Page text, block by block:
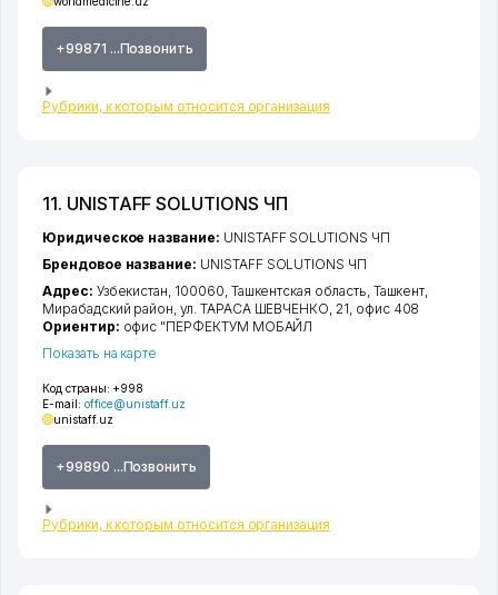
+99871 ...Позвонить
Рубрики, к которым относится организация
11. UNISTAFF SOLUTIONS ЧП
Код страны: +998
E-mail: office@unistaff.uz
unistaff.uz
+99890 ...Позвонить
Рубрики, к которым относится организация
Юридическое название: UNISTAFF SOLUTIONS ЧП
Брендовое название: UNISTAFF SOLUTIONS ЧП
Адрес: Узбекистан, 100060, Ташкентская область, Ташкент,
Мирабадский район,ул. ТАРАСА ШЕВЧЕНКО, 21, офис 408
Ориентир: офис "ПЕРФЕКТУМ МОБАЙЛ
Показать на карте